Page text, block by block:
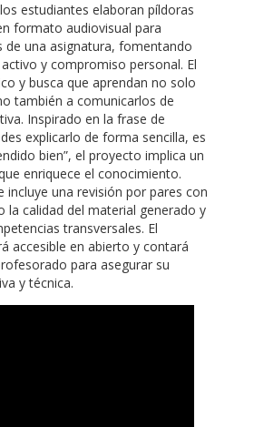
estudiantes elaboran píldoras
formato audiovisual para
de una asignatura, fomentando
y compromiso personal. El
y busca que aprendan no solo
también a comunicarlos de
Inspirado en la frase de
explicarlo de forma sencilla, es
bien”, el proyecto implica un
enriquece el conocimiento.
incluye una revisión por pares con
la calidad del material generado y
transversales. El
accesible en abierto y contará
para asegurar su
y técnica.